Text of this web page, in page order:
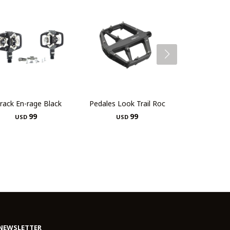
En-rage Black
USD 99
Pedales Look Trail Roc
USD 99